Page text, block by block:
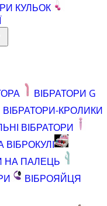
КУЛЬОК
ВІБРАТОРИ G
ВІБРАТОРИ-КРОЛИКИ
ВІБРАТОРИ
ВІБРОКУЛІ
НА ПАЛЕЦЬ
ВІБРОЯЙЦЯ